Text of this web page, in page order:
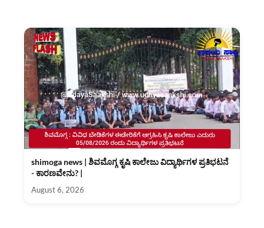
shimoga news | ಶಿವಮೊಗ್ಗ ಕೃಷಿ ಕಾಲೇಜು ವಿದ್ಯಾರ್ಥಿಗಳ ಪ್ರತಿಭಟನೆ
- ಕಾರಣವೇನು? |
August 6, 2026